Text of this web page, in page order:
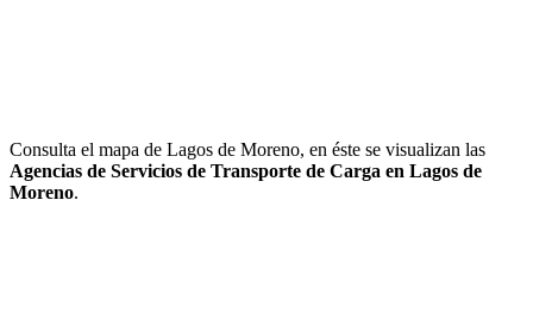
Consulta el mapa de Lagos de Moreno, en éste se visualizan las
Agencias de Servicios de Transporte de Carga en Lagos de
Moreno.